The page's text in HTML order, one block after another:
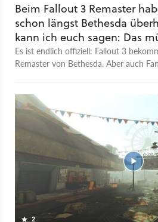
Beim Fallout 3 Remaster
schon längst Bethesda
kann ich euch sagen: Das
Es ist endlich offiziell: Fallout 3
Remaster von Bethesda. Aber auch
2